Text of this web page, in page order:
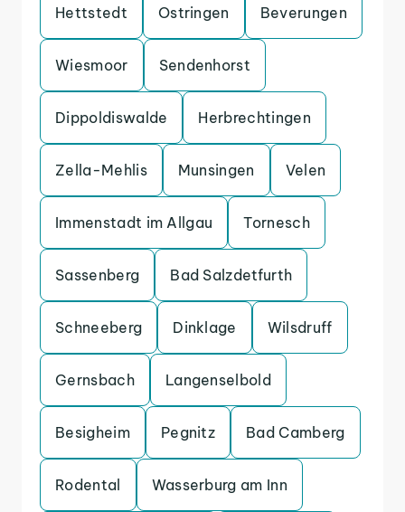
Hettstedt Ostringen Beverungen
Wiesmoor Sendenhorst
Dippoldiswalde Herbrechtingen
Zella-Mehlis Munsingen Velen
Immenstadt im Allgau Tornesch
Sassenberg Bad Salzdetfurth
Schneeberg Dinklage Wilsdruff
Gernsbach Langenselbold
Besigheim Pegnitz Bad Camberg
Rodental Wasserburg am Inn